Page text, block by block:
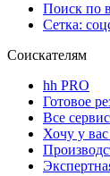
Поиск по
Сетка:
Соискателям
hh PRO
Готовое
Все
Хочу у вас